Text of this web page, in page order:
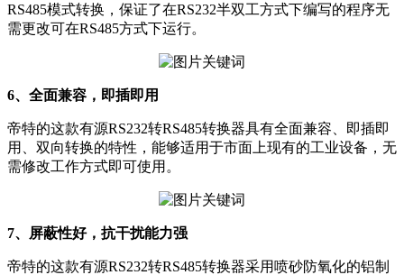
RS485模式转换，保证了在RS232半双工方式下编写的程序无
需更改可在RS485方式下运行。
6、全面兼容，即插即用
帝特的这款有源RS232转RS485转换器具有全面兼容、即插即
用、双向转换的特性，能够适用于市面上现有的工业设备，无
需修改工作方式即可使用。
7、屏蔽性好，抗干扰能力强
帝特的这款有源RS232转RS485转换器采用喷砂防氧化的铝制